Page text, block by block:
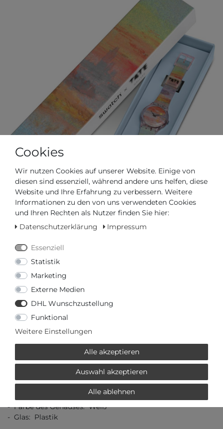
TECHNISCHE DATEN
WEITERE DETAILS
EU-VERANTWORTLICHER
GEHÄUSE
- Gehäuse aus: Kunststoff
- Form des Gehäuses: Rund
- Farbe des Gehäuses: Weiß
- Glas: Plastik
Cookies
Wir nutzen Cookies auf unserer Website. Einige von
diesen sind essenziell, während andere uns helfen, diese
Website und Ihre Erfahrung zu verbessern. Weitere
Informationen zu den von uns verwendeten Cookies
und Ihren Rechten als Nutzer finden Sie hier:
Datenschutzerklärung
Impressum
Essenziell
Statistik
Marketing
Externe Medien
DHL Wunschzustellung
Funktional
Weitere Einstellungen
Alle akzeptieren
Auswahl akzeptieren
Alle ablehnen